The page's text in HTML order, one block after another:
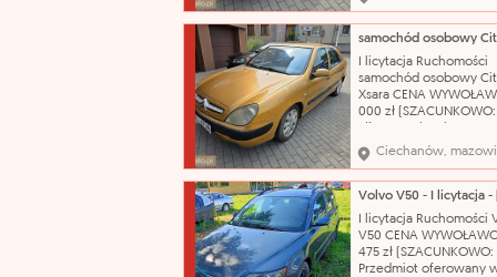
Citroën Model: Xsara
nadwozia: hatchback-
Pojemność silnika: 1587
Rodzaj paliwa:
produkcji: 2002
biegów: manualna Nr
I licytacja Ruchomości
samochód osobowy
Xsara CENA
000 zł
Samochód osobowy
Citroën Model: Xsara
nadwozia: hatchback-
Pojemność silnika: 1587
Rodzaj paliwa:
produkcji: 2002
biegów: manualna Nr
Ciechanów,
I licytacja Ruchomości
V50 CENA
475 zł (SZACUNKOWO:
Przedmiot oferowany